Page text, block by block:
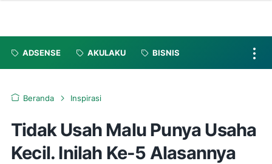
ADSENSE AKULAKU BISNIS
Beranda Inspirasi
Tidak Usah Malu Punya Usaha
Kecil. Inilah Ke-5 Alasannya